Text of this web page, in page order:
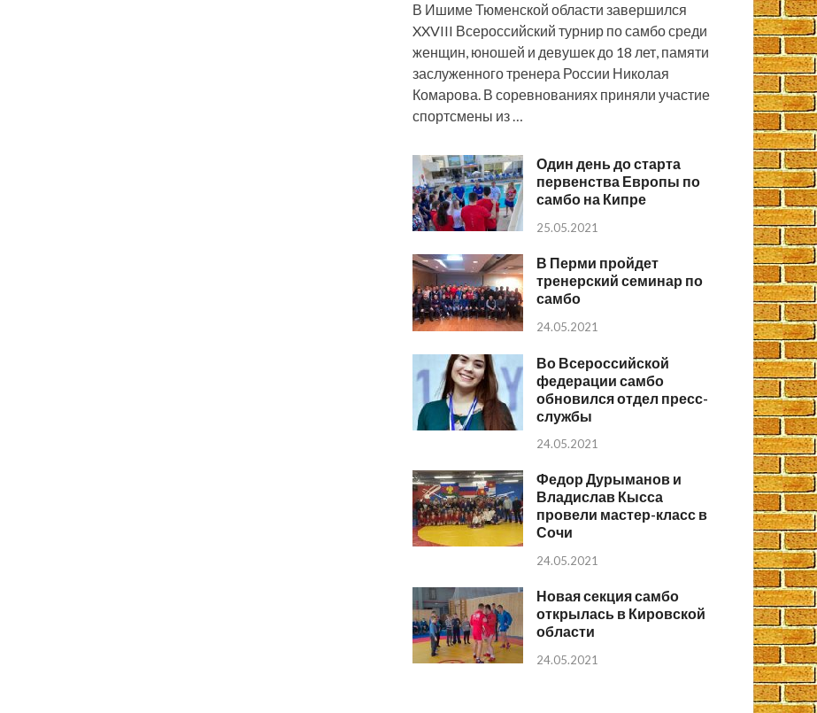
В Ишиме Тюменской области завершился
XXVIII Всероссийский турнир по самбо среди
женщин, юношей и девушек до 18 лет, памяти
заслуженного тренера России Николая
Комарова. В соревнованиях приняли участие
спортсмены из …
Один день до старта
первенства Европы по
самбо на Кипре
25.05.2021
В Перми пройдет
тренерский семинар по
самбо
24.05.2021
Во Всероссийской
федерации самбо
обновился отдел пресс-
службы
24.05.2021
Федор Дурыманов и
Владислав Кысса
провели мастер-класс в
Сочи
24.05.2021
Новая секция самбо
открылась в Кировской
области
24.05.2021